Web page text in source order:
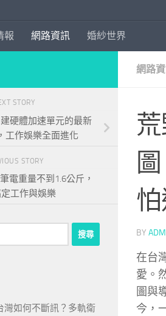
報 網路資訊 婚紗世界
網路
BY
在台
愛。
圖與
今，
STORY
硬體加速單元的最新
工作娛樂全面進化
STORY
電重量不到1.6公斤，
工作與娛樂
灣如何不斷訊？多軌衛